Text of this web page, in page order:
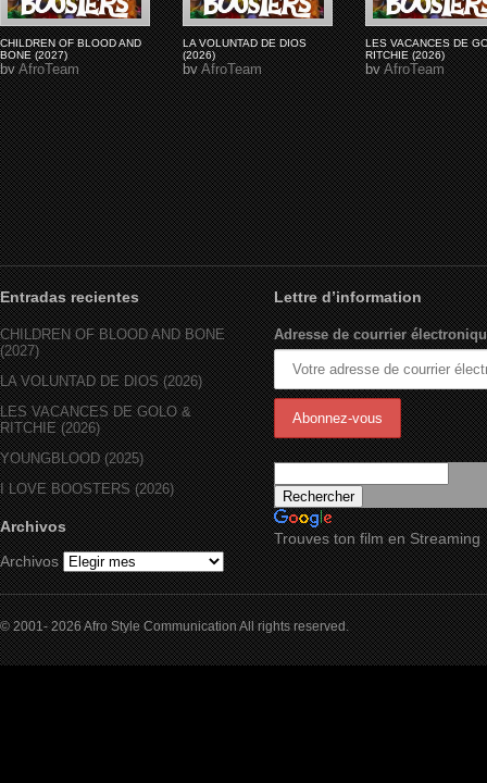
CHILDREN OF BLOOD AND
BONE (2027)
byAfroTeam
LA VOLUNTAD DE DIOS
(2026)
byAfroTeam
LES VACANCES DE
RITCHIE (2026)
byAfroTeam
Entradas recientes
CHILDREN OF BLOOD AND BONE
(2027)
LA VOLUNTAD DE DIOS (2026)
LES VACANCES DE GOLO &
RITCHIE (2026)
YOUNGBLOOD (2025)
I LOVE BOOSTERS (2026)
Archivos
Archivos
Lettre d’information
Adresse de courrier
Trouves ton film en Streaming
© 2001- 2026 Afro Style Communication All rights reserved.